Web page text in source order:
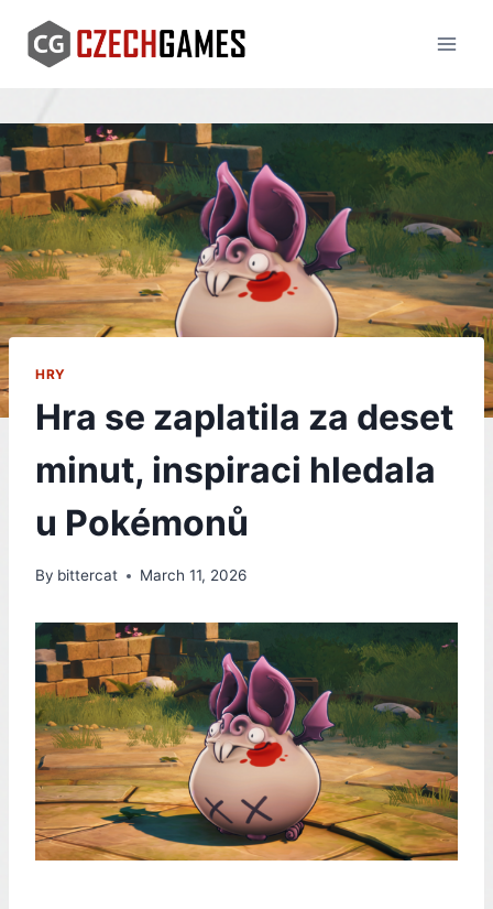
content
HRY
Hra se zaplatila za deset
minut, inspiraci hledala
u Pokémonů
By bittercat March 11, 2026